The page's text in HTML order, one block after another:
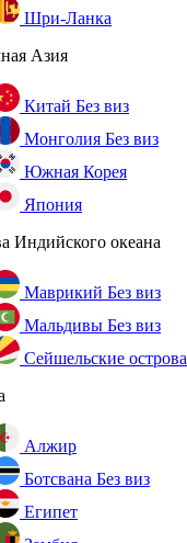
Шри-Ланка
Азия
Китай Без виз
Монголия Без виз
Южная Корея
Япония
Индийского океана
Маврикий Без виз
Мальдивы Без виз
Сейшельские острова
Алжир
Ботсвана Без виз
Египет